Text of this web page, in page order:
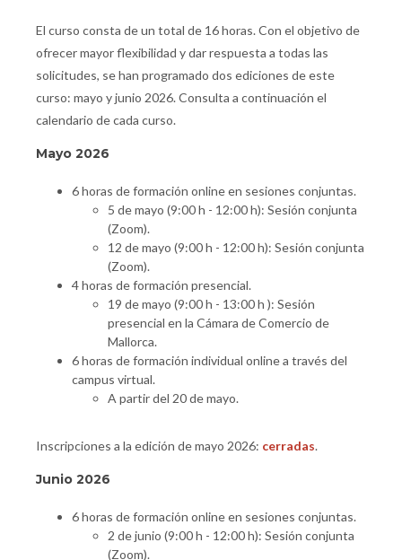
El curso consta de un total de 16 horas. Con el objetivo de
ofrecer mayor flexibilidad y dar respuesta a todas las
solicitudes, se han programado dos ediciones de este
curso: mayo y junio 2026. Consulta a continuación el
calendario de cada curso.
Mayo 2026
6 horas de formación online en sesiones conjuntas.
5 de mayo (9:00 h - 12:00 h): Sesión conjunta
(Zoom).
12 de mayo (9:00 h - 12:00 h): Sesión conjunta
(Zoom).
4 horas de formación presencial.
19 de mayo (9:00 h - 13:00 h ): Sesión
presencial en la Cámara de Comercio de
Mallorca.
6 horas de formación individual online a través del
campus virtual.
A partir del 20 de mayo.
Inscripciones a la edición de mayo 2026: cerradas.
Junio 2026
6 horas de formación online en sesiones conjuntas.
2 de junio (9:00 h - 12:00 h): Sesión conjunta
(Zoom).